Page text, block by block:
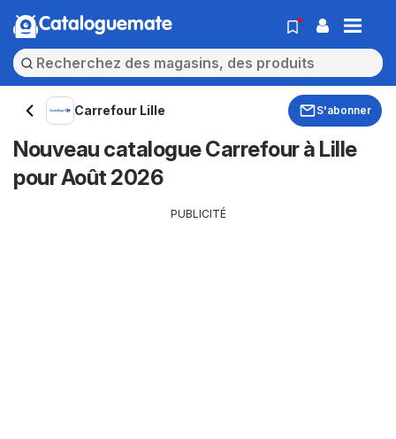
Cataloguemate
Carrefour Lille S'abonner
Nouveau catalogue Carrefour à Lille
pour Août 2026
PUBLICITÉ